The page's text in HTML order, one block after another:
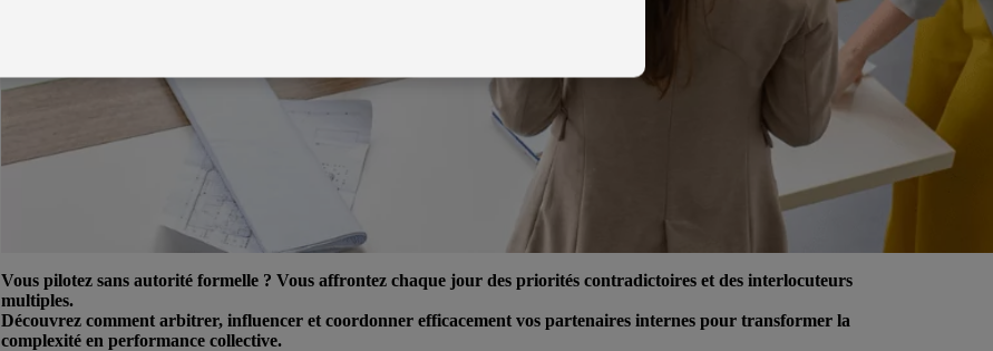
Vous pilotez sans autorité formelle ? Vous affrontez chaque jour des priorités contradictoires et des interlocuteurs
multiples.
Découvrez comment arbitrer, influencer et coordonner efficacement vos partenaires internes pour transformer la
complexité en performance collective.